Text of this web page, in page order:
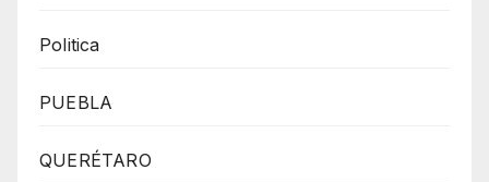
Politica
PUEBLA
QUERÉTARO